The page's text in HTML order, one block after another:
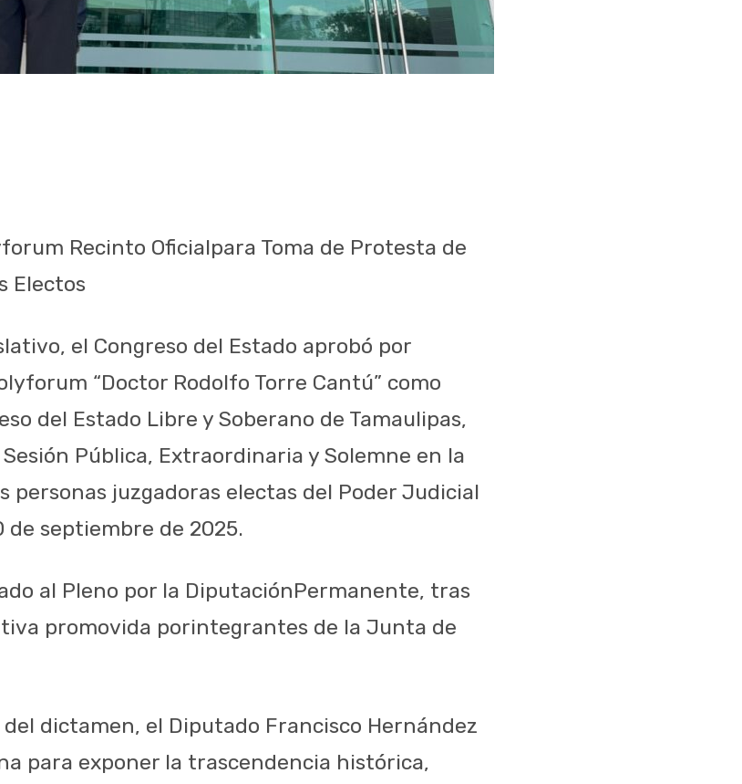
Recinto Oficialpara Toma de Protesta de
Electos
el Congreso del Estado aprobó por
“Doctor Rodolfo Torre Cantú” como
del Estado Libre y Soberano de Tamaulipas,
Pública, Extraordinaria y Solemne en la
personas juzgadoras electas del Poder Judicial
de septiembre de 2025.
al Pleno por la DiputaciónPermanente, tras
promovida porintegrantes de la Junta de
del dictamen, el Diputado Francisco Hernández
para exponer la trascendencia histórica,